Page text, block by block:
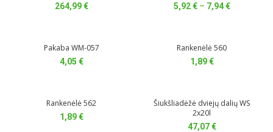
264,99€ 5,92€ – 7,94€Price
Pakaba WM-057
4,05 €
Rankenėlė 560
1,89€
Rankenėlė 562
1,89€
Šiukšliadėžė dviejų dalių WS
2x20l
47,07€